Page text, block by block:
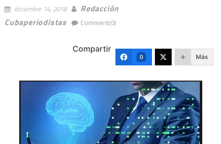
diciembre 14, 2018
Redacción
Cubaperiodistas
Comment(0)
Compartir
0 Más